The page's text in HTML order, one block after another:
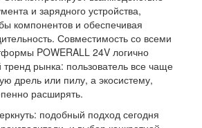
и зарядного устройства,
компонентов и обеспечивая
Совместимость со всеми
POWERALL 24V логично
рынка: пользователь все чаще
дрель или пилу, а экосистему,
расширять.
подобный подход сегодня